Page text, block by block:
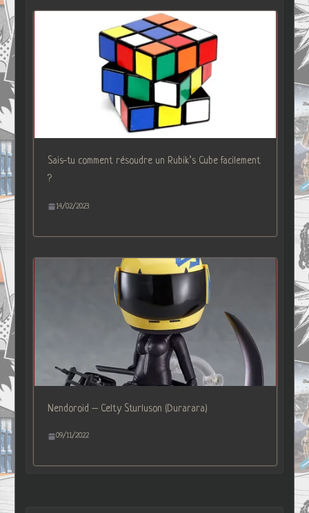
Sais-tu comment résoudre un Rubik’s Cube facilement
?
14/02/2023
Nendoroid – Celty Sturluson (Durarara)
09/11/2022